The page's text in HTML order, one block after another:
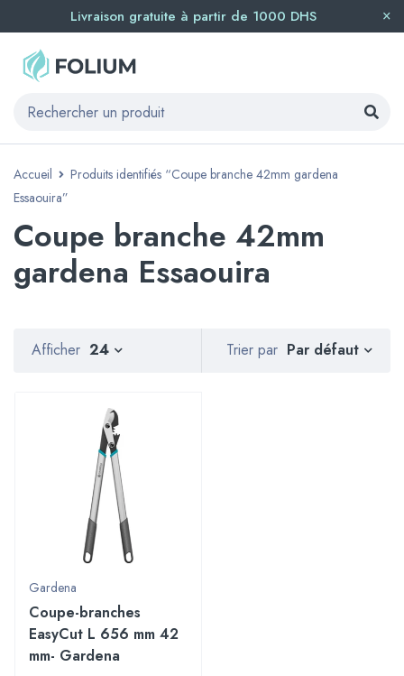
Livraison gratuite à partir de 1000 DHS
Accueil
Produits identifiés “Coupe branche 42mm gardena
Essaouira”
Coupe branche 42mm
gardena Essaouira
Trier par Par défaut
Afficher 24
Gardena
Coupe-branches
EasyCut L 656 mm 42
mm- Gardena